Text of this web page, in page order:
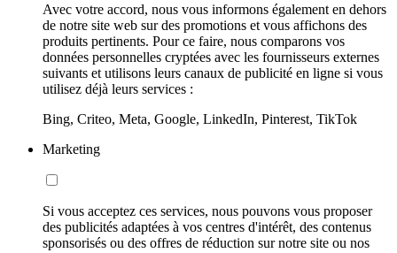
Avec votre accord, nous vous informons également en dehors
de notre site web sur des promotions et vous affichons des
produits pertinents. Pour ce faire, nous comparons vos
données personnelles cryptées avec les fournisseurs externes
suivants et utilisons leurs canaux de publicité en ligne si vous
utilisez déjà leurs services :
Bing, Criteo, Meta, Google, LinkedIn, Pinterest, TikTok
Marketing
Si vous acceptez ces services, nous pouvons vous proposer
des publicités adaptées à vos centres d'intérêt, des contenus
sponsorisés ou des offres de réduction sur notre site ou nos